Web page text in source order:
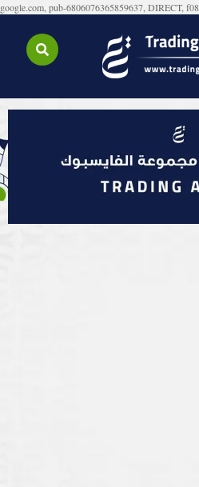
google.com, pub-6806076365859637, DIRECT,